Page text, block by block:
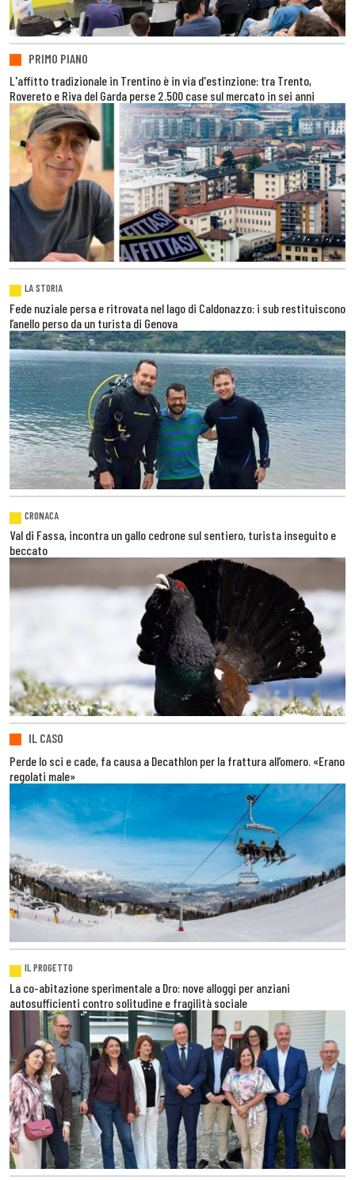
PRIMO PIANO
L'affitto tradizionale in Trentino è in via d'estinzione: tra Trento,
Rovereto e Riva del Garda perse 2.500 case sul mercato in sei anni
LA STORIA
Fede nuziale persa e ritrovata nel lago di Caldonazzo: i sub restituiscono
l’anello perso da un turista di Genova
CRONACA
Val di Fassa, incontra un gallo cedrone sul sentiero, turista inseguito e
beccato
IL CASO
Perde lo sci e cade, fa causa a Decathlon per la frattura all’omero. «Erano
regolati male»
IL PROGETTO
La co-abitazione sperimentale a Dro: nove alloggi per anziani
autosufficienti contro solitudine e fragilità sociale